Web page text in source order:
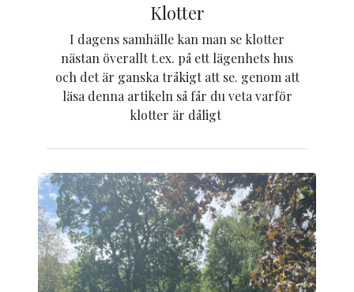
Klotter
I dagens samhälle kan man se klotter
nästan överallt t.ex. på ett lägenhets hus
och det är ganska tråkigt att se. genom att
läsa denna artikeln så får du veta varför
klotter är dåligt